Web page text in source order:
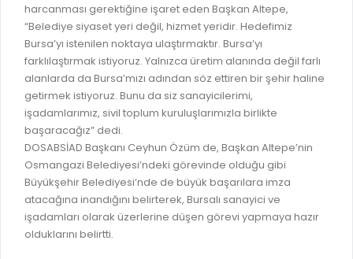
KESİN HESAPLAR
GELİR TARİFESİ
İMAR PLANI DEĞİŞİKLİKLERİ
UKOME TOPLANTILARI
FOTOĞRAF GALERİSİ
BURSA GÜNLÜĞÜ DERGİSİ
AYKOME KARARLARI
BURSA YAYINLARI
İHALE İLANLARI
DOĞRUDAN TEMİN İLANLARI
EVRAK TAKİBİ
MEZARLIK BİLGİ SİSTEMİ
GENEL EVRAK KAYIT
LOKMA DAĞITIM İZNİ BAŞVURUSU
BAĞLANTILAR
WEB - MOBIL UYGULAMALARIMIZ
KURUM İÇİ UYGULAMALAR
harcanması gerektiğine işaret eden Başkan Altepe,
“Belediye siyaset yeri değil, hizmet yeridir. Hedefimiz
Bursa’yı istenilen noktaya ulaştırmaktır. Bursa’yı
farklılaştırmak istiyoruz. Yalnızca üretim alanında değil farlı
alanlarda da Bursa’mızı adından söz ettiren bir şehir haline
getirmek istiyoruz. Bunu da siz sanayicilerimi,
işadamlarımız, sivil toplum kuruluşlarımızla birlikte
başaracağız” dedi.
DOSABSİAD Başkanı Ceyhun Özüm de, Başkan Altepe’nin
Osmangazi Belediyesi’ndeki görevinde olduğu gibi
Büyükşehir Belediyesi’nde de büyük başarılara imza
atacağına inandığını belirterek, Bursalı sanayici ve
işadamları olarak üzerlerine düşen görevi yapmaya hazır
olduklarını belirtti.